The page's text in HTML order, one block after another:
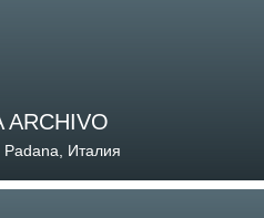
ARCHIVO
Италия